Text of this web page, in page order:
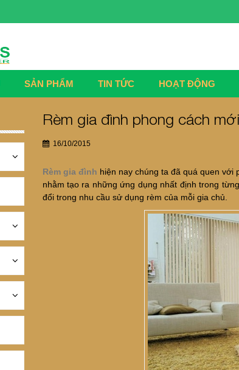
SẢN PHẨM TIN TỨC HOẠT ĐỘNG
Rèm gia đình phong cách mới
16/10/2015
Rèm gia đình hiện nay chúng ta đã quá quen với
nhằm tạo ra những ứng dụng nhất định trong
đổi trong nhu cầu sử dụng rèm của mỗi gia chủ.